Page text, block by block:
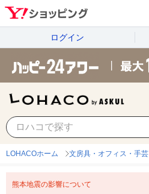
ログイン
LOHACOホーム 文房具・オフィス・手芸
熊本地震の影響について